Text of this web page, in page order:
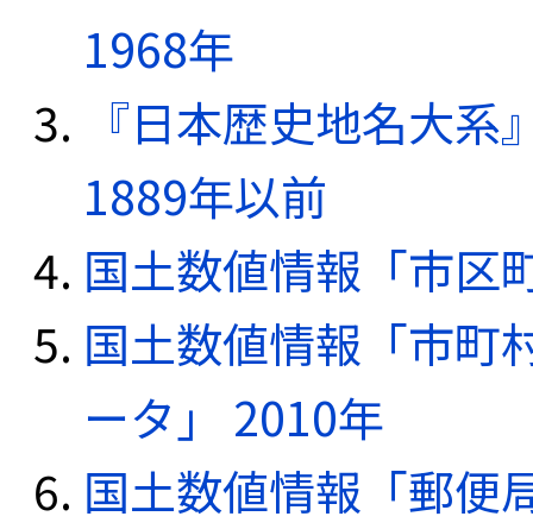
1968年
『日本歴史地名大
1889年以前
国土数値情報「市区
国土数値情報「市町
ータ」 2010年
国土数値情報「郵便